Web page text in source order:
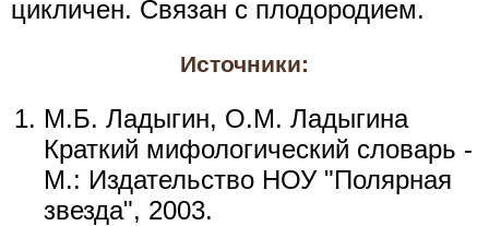
цикличен. Связан с плодородием.
Источники:
М.Б. Ладыгин, О.М. Ладыгина
Краткий мифологический словарь -
М.: Издательство НОУ "Полярная
звезда", 2003.